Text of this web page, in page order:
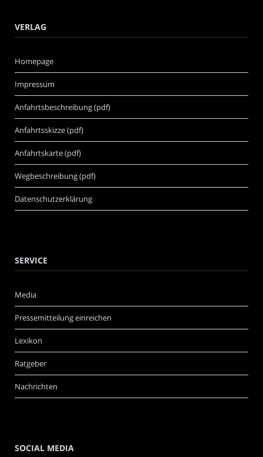
VERLAG
Homepage
Impressum
Anfahrtsbeschreibung (pdf)
Anfahrtsskizze (pdf)
Anfahrtskarte (pdf)
Wegbeschreibung (pdf)
Datenschutzerklärung
SERVICE
Media
Pressemitteilung einreichen
Lexikon
Ratgeber
Nachrichten
SOCIAL MEDIA